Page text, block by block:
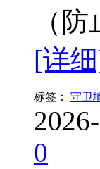
（
[详
标签： 守卫
0